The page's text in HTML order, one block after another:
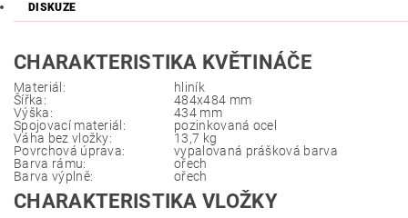
DISKUZE
CHARAKTERISTIKA KVĚTINÁČE
Materiál:
hliník
Šířka:
484x484 mm
Výška:
434 mm
Spojovací materiál:
pozinkovaná ocel
Váha bez vložky:
13,7 kg
Povrchová úprava:
vypalovaná prášková barva
Barva rámu:
ořech
Barva výplně:
ořech
CHARAKTERISTIKA VLOŽKY